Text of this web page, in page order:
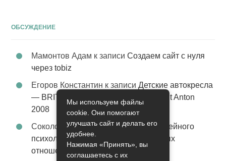
ОБСУЖДЕНИЕ
Мамонтов Адам к записиСоздаем сайт с нуля
через tobiz
Егоров Константин к записиДетские автокресла
— BRITAX Evolva 1-2-3 (1-2-3) цвет St Anton
2008
Соколова Эльзак записиУслуги семейного
психолога – стабильность в семейных
отношениях
Мы используем файлы
cookie. Они помогают
улучшать сайт и делать его
удобнее.
Нажимая «Принять», вы
соглашаетесь с их